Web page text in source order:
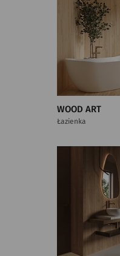
WOOD ART
Łazienka